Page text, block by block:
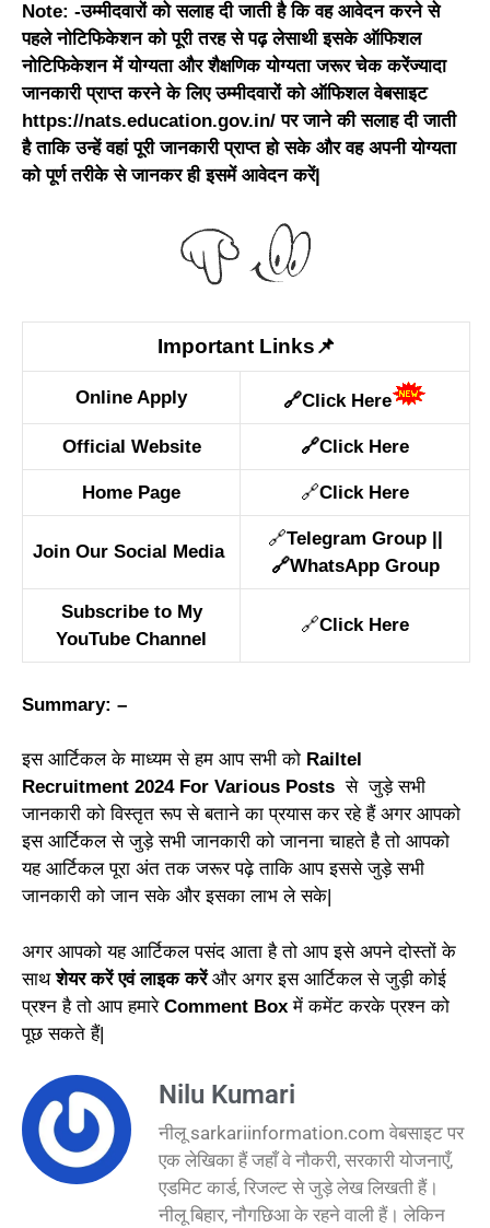
Note: -उम्मीदवारों को सलाह दी जाती है कि वह आवेदन करने से
पहले नोटिफिकेशन को पूरी तरह से पढ़ लेसाथी इसके ऑफिशल
नोटिफिकेशन में योग्यता और शैक्षणिक योग्यता जरूर चेक करेंज्यादा
जानकारी प्राप्त करने के लिए उम्मीदवारों को ऑफिशल वेबसाइट
https://nats.education.gov.in/ पर जाने की सलाह दी जाती
है ताकि उन्हें वहां पूरी जानकारी प्राप्त हो सके और वह अपनी योग्यता
को पूर्ण तरीके से जानकर ही इसमें आवेदन करें|
Important Links📌
Online Apply 🔗Click Here
Official Website 🔗Click Here
Home Page 🔗Click Here
Join Our Social Media
🔗Telegram Group||
🔗WhatsApp Group
Subscribe to My
YouTube Channel
🔗Click Here
Summary: –
इस आर्टिकल के माध्यम से हम आप सभी को Railtel
Recruitment 2024 For Various Posts से जुड़े सभी
जानकारी को विस्तृत रूप से बताने का प्रयास कर रहे हैं अगर आपको
इस आर्टिकल से जुड़े सभी जानकारी को जानना चाहते है तो आपको
यह आर्टिकल पूरा अंत तक जरूर पढ़े ताकि आप इससे जुड़े सभी
जानकारी को जान सके और इसका लाभ ले सके|
अगर आपको यह आर्टिकल पसंद आता है तो आप इसे अपने दोस्तों के
साथशेयर करें एवं लाइक करेंऔर अगर इस आर्टिकल से जुड़ी कोई
प्रश्न है तो आप हमारे Comment Boxमें कमेंट करके प्रश्न को
पूछ सकते हैं|
Nilu Kumari
नीलू sarkariinformation.com वेबसाइट पर
एक लेखिका हैं जहाँ वे नौकरी, सरकारी योजनाएँ,
एडमिट कार्ड, रिजल्ट से जुड़े लेख लिखती हैं।
नीलू बिहार, नौगछिआ के रहने वाली हैं। लेकिन